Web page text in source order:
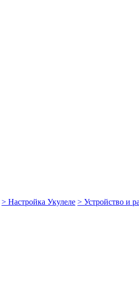
> Настройка Укулеле > Устройство и